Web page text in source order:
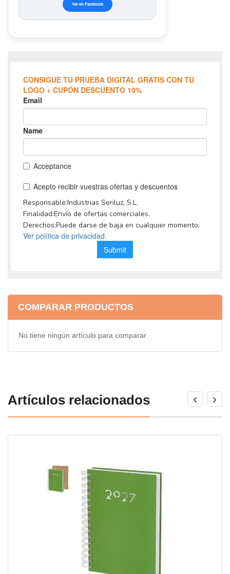
Ver en Facebook
COMPARAR PRODUCTOS
No tiene ningún artículo para comparar.
Artículos relacionados